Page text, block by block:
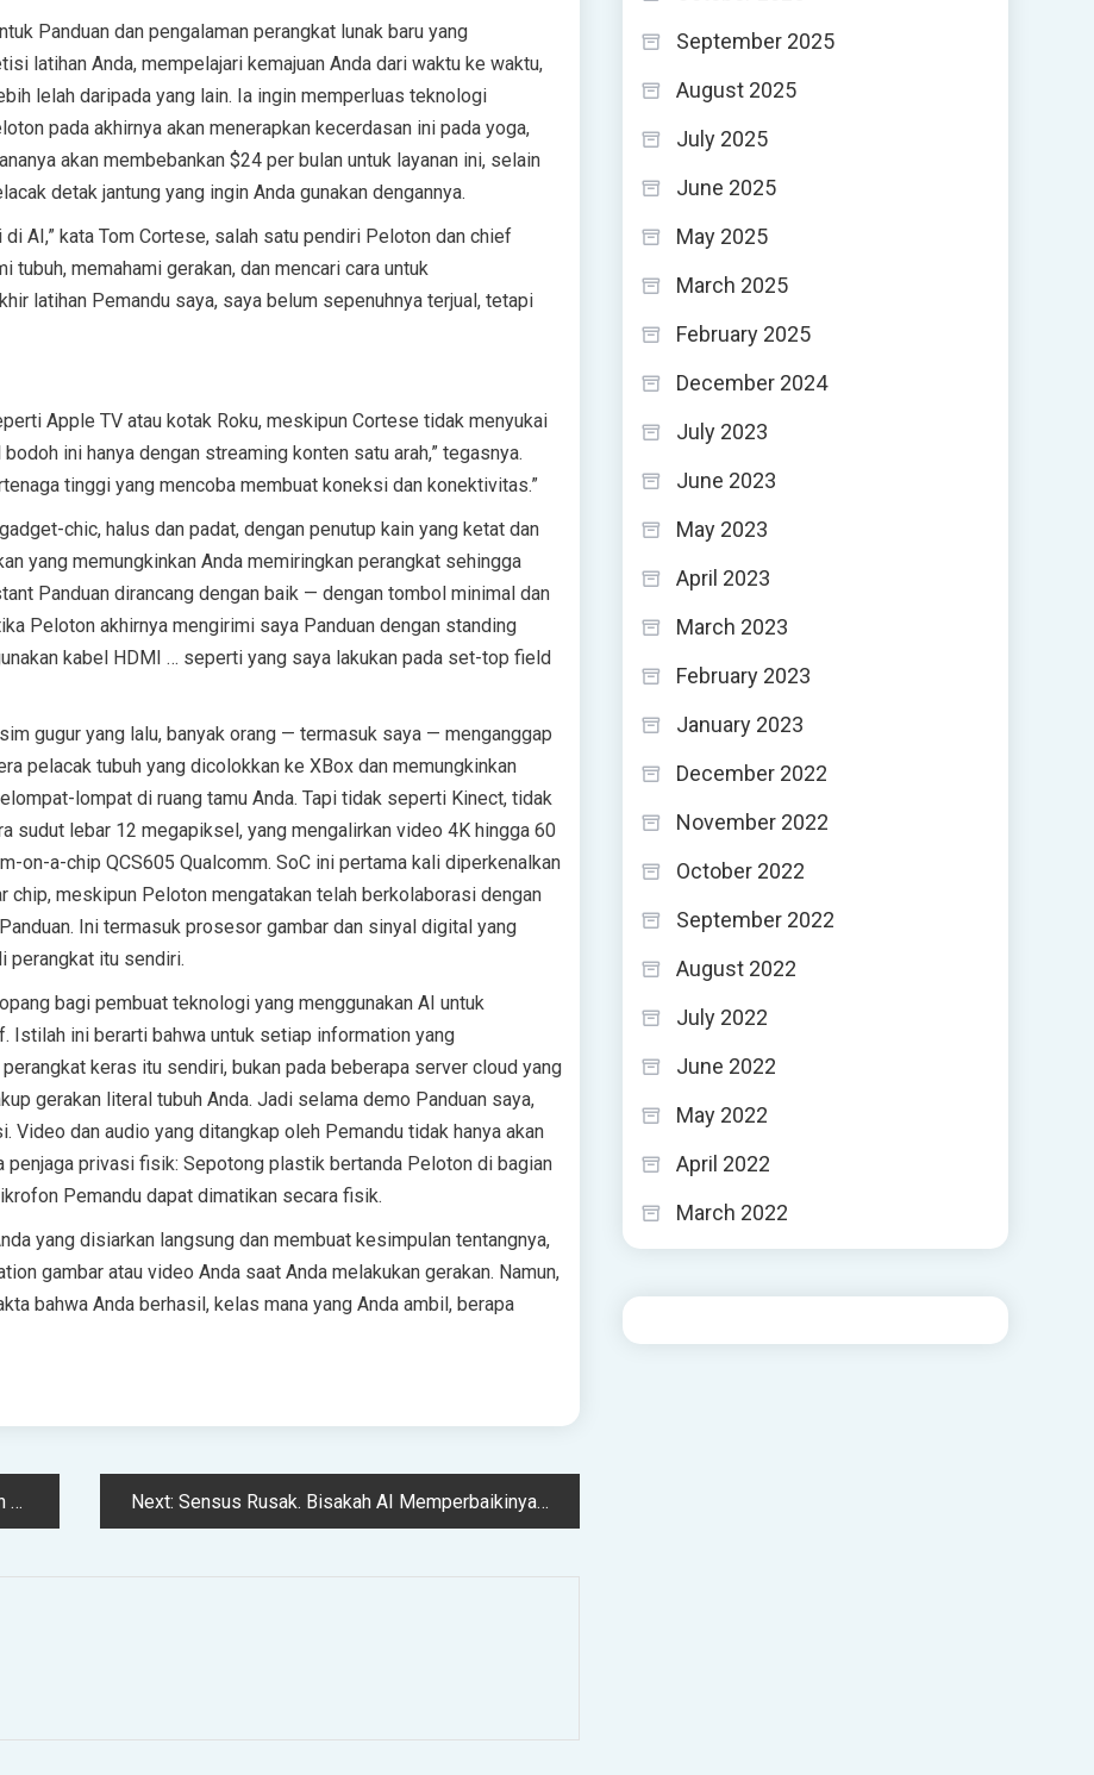
Panduan dan pengalaman perangkat lunak baru yang
latihan Anda, mempelajari kemajuan Anda dari waktu ke waktu,
lelah daripada yang lain. Ia ingin memperluas teknologi
pada akhirnya akan menerapkan kecerdasan ini pada yoga,
akan membebankan $24 per bulan untuk layanan ini, selain
detak jantung yang ingin Anda gunakan dengannya.
AI,” kata Tom Cortese, salah satu pendiri Peloton dan chief
tubuh, memahami gerakan, dan mencari cara untuk
latihan Pemandu saya, saya belum sepenuhnya terjual, tetapi
Apple TV atau kotak Roku, meskipun Cortese tidak menyukai
ini hanya dengan streaming konten satu arah,” tegasnya.
tinggi yang mencoba membuat koneksi dan konektivitas.”
chic, halus dan padat, dengan penutup kain yang ketat dan
yang memungkinkan Anda memiringkan perangkat sehingga
Panduan dirancang dengan baik — dengan tombol minimal dan
Peloton akhirnya mengirimi saya Panduan dengan standing
kabel HDMI … seperti yang saya lakukan pada set-top field
gugur yang lalu, banyak orang — termasuk saya — menganggap
pelacak tubuh yang dicolokkan ke XBox dan memungkinkan
lompat di ruang tamu Anda. Tapi tidak seperti Kinect, tidak
sudut lebar 12 megapiksel, yang mengalirkan video 4K hingga 60
on-a-chip QCS605 Qualcomm. SoC ini pertama kali diperkenalkan
chip, meskipun Peloton mengatakan telah berkolaborasi dengan
Ini termasuk prosesor gambar dan sinyal digital yang
perangkat itu sendiri.
bagi pembuat teknologi yang menggunakan AI untuk
ini berarti bahwa untuk setiap information yang
keras itu sendiri, bukan pada beberapa server cloud yang
gerakan literal tubuh Anda. Jadi selama demo Panduan saya,
dan audio yang ditangkap oleh Pemandu tidak hanya akan
penjaga privasi fisik: Sepotong plastik bertanda Peloton di bagian
Pemandu dapat dimatikan secara fisik.
yang disiarkan langsung dan membuat kesimpulan tentangnya,
gambar atau video Anda saat Anda melakukan gerakan. Namun,
bahwa Anda berhasil, kelas mana yang Anda ambil, berapa
Next: Sensus Rusak. Bisakah AI Memperbaikinya?
September 2025
August 2025
July 2025
June 2025
May 2025
March 2025
February 2025
December 2024
July 2023
June 2023
May 2023
April 2023
March 2023
February 2023
January 2023
December 2022
November 2022
October 2022
September 2022
August 2022
July 2022
June 2022
May 2022
April 2022
March 2022